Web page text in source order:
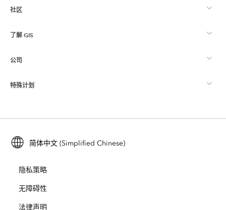
ArcGIS 概览
制图
社区
Esri 社区
ArcGIS 博客
用户研究和测试
Esri 年轻专家关系网
了解 GIS
什么是 GIS？
位置智能
培训
ArcUser
ArcNews
ArcWatch
公司
关于 Esri
招贤纳士
开放视野
特殊计划
ArcGIS for Student Use
保护
简体中文 (Simplified Chinese)
隐私策略
无障碍性
法律声明